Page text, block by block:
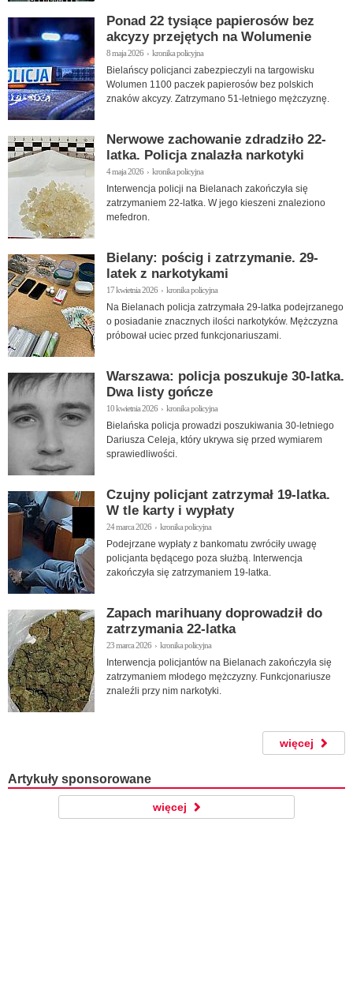
Ponad 22 tysiące papierosów bez
akcyzy przejętych na Wolumenie
8 maja 2026 › kronika policyjna
Bielańscy policjanci zabezpieczyli na targowisku
Wolumen 1100 paczek papierosów bez polskich
znaków akcyzy. Zatrzymano 51-letniego mężczyznę.
Nerwowe zachowanie zdradziło 22-
latka. Policja znalazła narkotyki
4 maja 2026 › kronika policyjna
Interwencja policji na Bielanach zakończyła się
zatrzymaniem 22-latka. W jego kieszeni znaleziono
mefedron.
Bielany: pościg i zatrzymanie. 29-
latek z narkotykami
17 kwietnia 2026 › kronika policyjna
Na Bielanach policja zatrzymała 29-latka podejrzanego
o posiadanie znacznych ilości narkotyków. Mężczyzna
próbował uciec przed funkcjonariuszami.
Warszawa: policja poszukuje 30-latka.
Dwa listy gończe
10 kwietnia 2026 › kronika policyjna
Bielańska policja prowadzi poszukiwania 30-letniego
Dariusza Celeja, który ukrywa się przed wymiarem
sprawiedliwości.
Czujny policjant zatrzymał 19-latka.
W tle karty i wypłaty
24 marca 2026 › kronika policyjna
Podejrzane wypłaty z bankomatu zwróciły uwagę
policjanta będącego poza służbą. Interwencja
zakończyła się zatrzymaniem 19-latka.
Zapach marihuany doprowadził do
zatrzymania 22-latka
23 marca 2026 › kronika policyjna
Interwencja policjantów na Bielanach zakończyła się
zatrzymaniem młodego mężczyzny. Funkcjonariusze
znaleźli przy nim narkotyki.
więcej
Artykuły sponsorowane
więcej